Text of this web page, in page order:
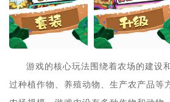
游戏的核心玩法围绕着农场的建设
过种植作物、养殖动物、生产农产品等